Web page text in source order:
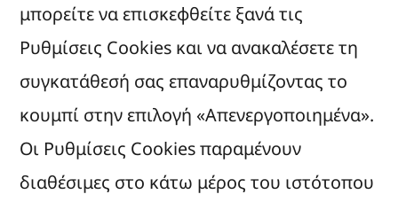
μπορείτε να επισκεφθείτε ξανά τις
Ρυθμίσεις Cookies και να ανακαλέσετε τη
συγκατάθεσή σας επαναρυθμίζοντας το
κουμπί στην επιλογή «Απενεργοποιημένα».
Οι Ρυθμίσεις Cookies παραμένουν
διαθέσιμες στο κάτω μέρος του ιστότοπου